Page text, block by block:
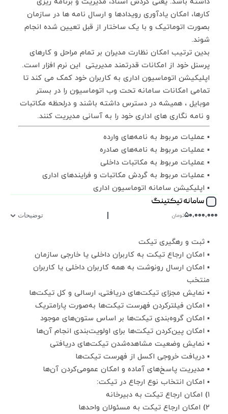
کارها، امکان یادآوری رویدادها و ارسال نامه ها در سازمان
بصورت اتوماتیک و با یک ساختار از قبل تعیین شده انجام
شوند.
بدین ترتیب امکان نظارت مدیران بر تمام مراحل و کارهای
پرسنل خود از امکانات قدرتمند مدیریتی این نرم افزار است.
اپلیکیشن اتوماسیون اداری به کاربران خود کمک می کند تا
تمامی امکانات سامانه تحت وب اتوماسیون را در بستر
موبایل ، همیشه در دسترس داشته باشند و درلحظه مکاتبات
و نامه نگاری های اداری خود را به آسانی مدیریت کنند.
▪ عملیات مربوط به نامه‌های وارده
▪ عملیات مربوط به نامه‌های صادره
▪ عملیات مربوط به مکاتبات داخلی
▪ عملیات مربوط به گردش مکاتبات و فرایندهای اداری
▪ اپلیکیشن سامانه اتوماسیون اداری
سامانه تیکتینگ
۵۰,۰۰۰,۰۰۰تومان | توضیحات
▪ ثبت و رهگیری تیکت
▪ امکان ارجاع تیکت به کاربران داخلی یا خارجی سازمان
▪ امکان ارسال رونوشت به همه کاربران داخلی یا کاربران
منتخب
▪ نمایش مجزای تیکت‌های دریافتی، ارسالی و کل تیکت‌ها
▪ امکان فیلترکردن فهرست تیکت‌ها به‌صورت پارامتریک
▪ امکان گروه‌بندی تیکت‌ها بر اساس ستون‌های موجود
▪ امکان پین‌کردن تیکت‌ها برای اولویت‌بندی انجام آن‌ها
▪ نمایش وضعیت مشاهده‌شدن تیکت‌های دریافتی
▪ دریافت خروجی اکسل از فهرست تیکت‌ها
▪ مدیریت پاسخ‌های آماده و امکان عمومی‌کردن آن‌ها
▪ امکان انتخاب نوع ارجاع در تیکت:
۱) امکان ارجاع تیکت به دبیرخانه
۲) امکان ارجاع تیکت به مسئولان واحدها